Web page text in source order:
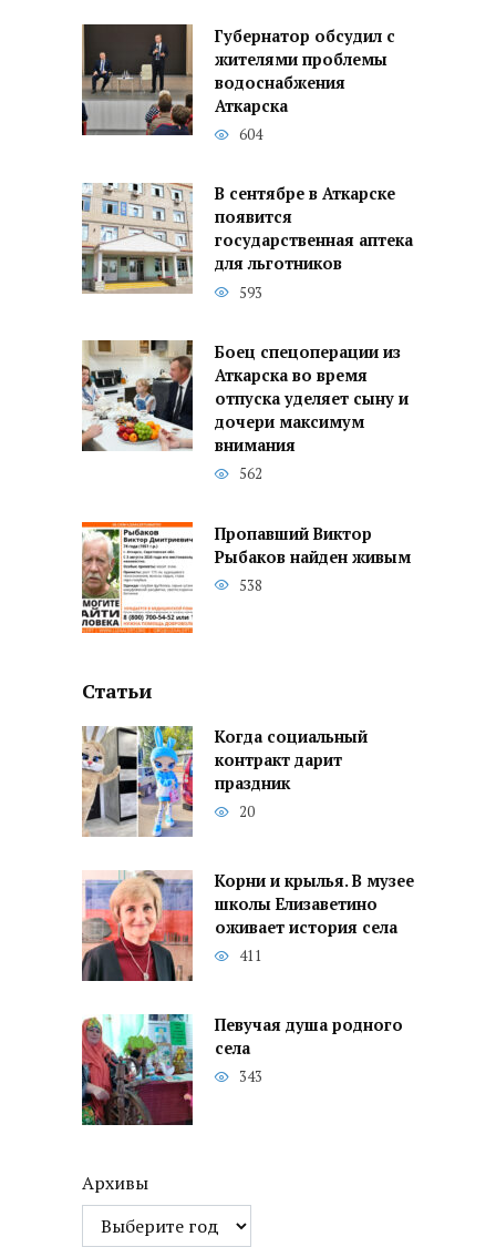
Губернатор обсудил с
жителями проблемы
водоснабжения
Аткарска
604
В сентябре в Аткарске
появится
государственная аптека
для льготников
593
Боец спецоперации из
Аткарска во время
отпуска уделяет сыну и
дочери максимум
внимания
562
Пропавший Виктор
Рыбаков найден живым
538
Статьи
Когда социальный
контракт дарит
праздник
20
Корни и крылья. В музее
школы Елизаветино
оживает история села
411
Певучая душа родного
села
343
Архивы